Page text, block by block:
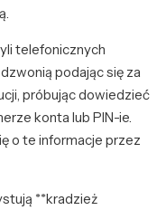
telefonicznych
podając się za
próbując dowiedzieć
konta lub PIN-ie.
o te informacje przez
**kradzież